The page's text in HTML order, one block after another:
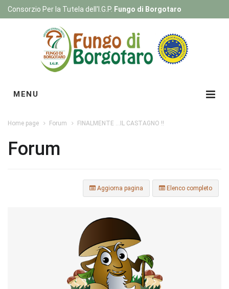
Consorzio Per la Tutela dell'I.G.P. Fungo di Borgotaro
MENU
Home page Forum FINALMENTE ...IL CASTAGNO !!
Forum
Elenco completo
Aggiorna pagina